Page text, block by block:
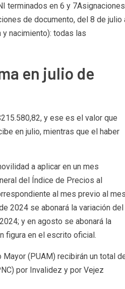
terminados en 6 y 7Asignaciones
de documento, del 8 de julio
nacimiento): todas las
en julio de
y ese es el valor que
en julio, mientras que el haber
a aplicar en un mes
del Índice de Precios al
al mes previo al mes
2024 se abonará la variación del
y en agosto se abonará la
figura en el escrito oficial.
(PUAM) recibirán un total
por Invalidez y por Vejez